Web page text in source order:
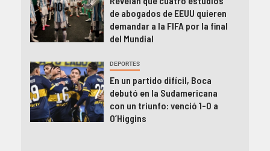
de abogados de EEUU quieren
demandar a la FIFA por la final
del Mundial
DEPORTES
En un partido difícil, Boca
debutó en la Sudamericana
con un triunfo: venció 1-0 a
O’Higgins